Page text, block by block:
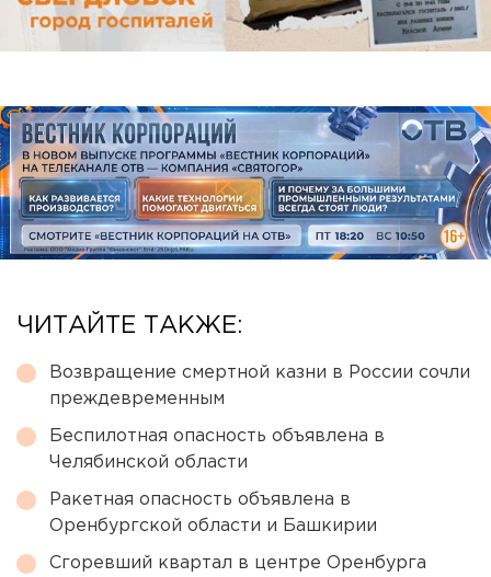
ЧИТАЙТЕ ТАКЖЕ:
Возвращение смертной казни в России сочли
преждевременным
Беспилотная опасность объявлена в
Челябинской области
Ракетная опасность объявлена в
Оренбургской области и Башкирии
Сгоревший квартал в центре Оренбурга